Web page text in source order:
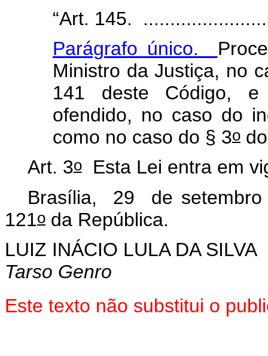
“Art. 145.
Parágrafo único.
Ministro da Justiça, no
141 deste Código, e
ofendido, no caso do
como no caso do § 3o
Art. 3oEsta Lei entra em
Brasília, 29 de setembro
121o da República.
LUIZ INÁCIO LULA DA SILVA
Tarso Genro
Este texto não substitui o